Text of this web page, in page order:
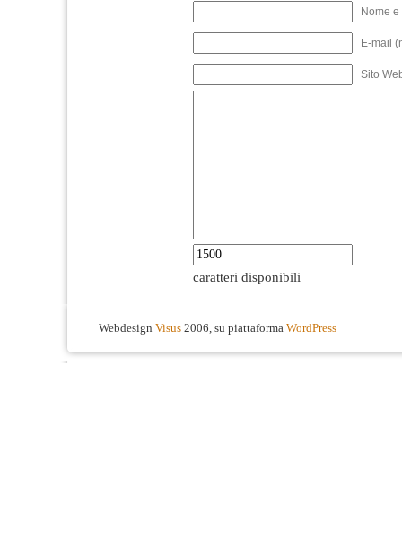
Nome
E-mail
Sito
caratteri disponibili
Webdesign Visus 2006, su piattaforma WordPress